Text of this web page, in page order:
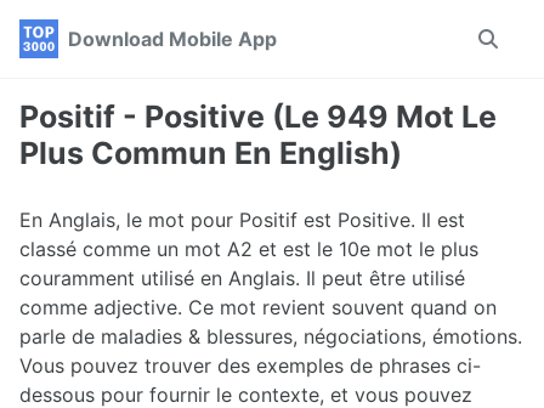
Skip
navigation
Skip
Skip
Download Mobile App
Toggle
Positif - Positive (Le 949 Mot Le
Plus Commun En English)
En Anglais, le mot pour Positif est Positive. Il est
classé comme un mot A2 et est le 10e mot le plus
couramment utilisé en Anglais. Il peut être utilisé
comme adjective. Ce mot revient souvent quand on
parle de maladies & blessures, négociations, émotions.
Vous pouvez trouver des exemples de phrases ci-
dessous pour fournir le contexte, et vous pouvez